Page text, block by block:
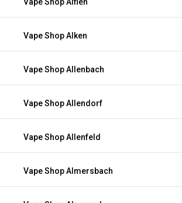
Vape Shop Alken
Vape Shop Allenbach
Vape Shop Allendorf
Vape Shop Allenfeld
Vape Shop Almersbach